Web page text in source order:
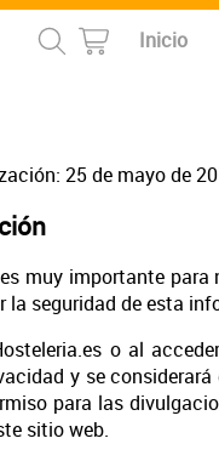
Inicio
25 de mayo de
muy importante
la seguridad de esta
o al
y se
para las
sitio web.